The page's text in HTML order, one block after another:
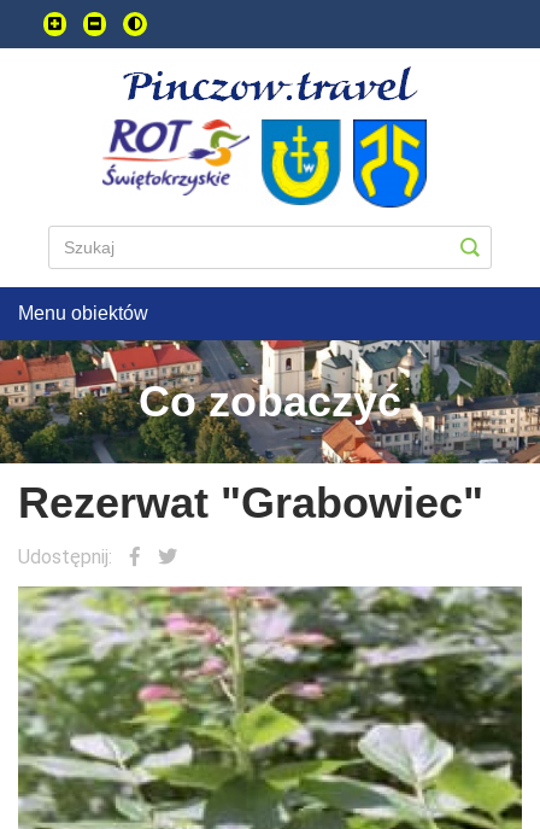
Przejdź
do
głownej
Menu obiektów
Co zobaczyć
Rezerwat "Grabowiec"
Udostępnij: